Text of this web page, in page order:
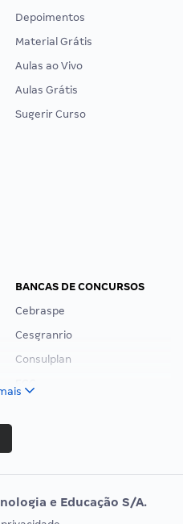
Depoimentos
Material Grátis
Aulas ao Vivo
Aulas Grátis
Sugerir Curso
BANCAS DE CONCURSOS
Cebraspe
Cesgranrio
Consulplan
Vunespe Educação S/A.